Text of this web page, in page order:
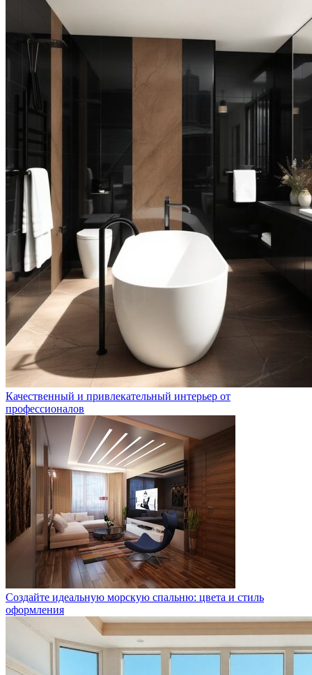
Качественный и привлекательный интерьер от
профессионалов
Создайте идеальную морскую спальню: цвета и стиль
оформления